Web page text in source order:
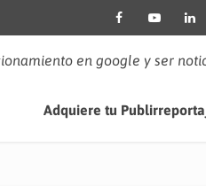
en google y ser
Adquiere tu